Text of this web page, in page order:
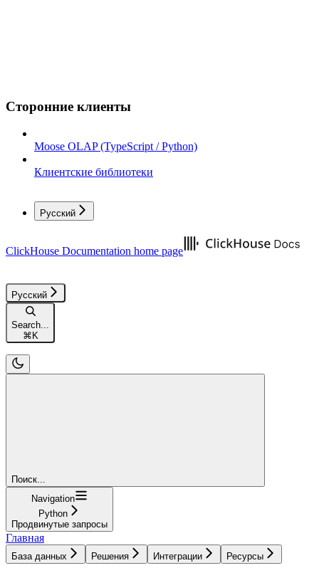
Сторонние клиенты
Moose OLAP (TypeScript / Python)
Клиентские библиотеки
Русский
ClickHouse Documentation home page
Русский
Search...
⌘ K
Поиск...
Navigation
Python
Продвинутые запросы
Главная
База данных Решения Интеграции Ресурсы